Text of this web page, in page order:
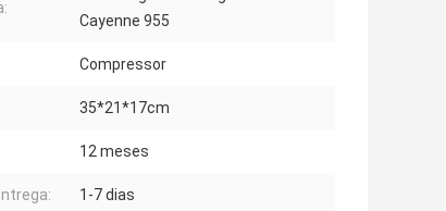
Cayenne 955
Compressor
35*21*17cm
12 meses
1-7 dias